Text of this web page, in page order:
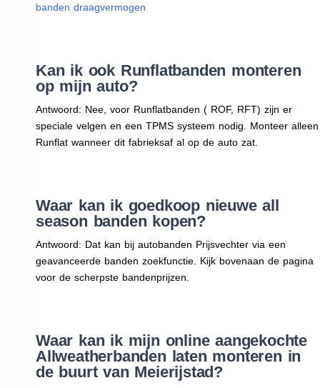
banden draagvermogen
Kan ik ook Runflatbanden monteren
op mijn auto?
Antwoord: Nee, voor Runflatbanden ( ROF, RFT) zijn er
speciale velgen en een TPMS systeem nodig. Monteer alleen
Runflat wanneer dit fabrieksaf al op de auto zat.
Waar kan ik goedkoop nieuwe all
season banden kopen?
Antwoord: Dat kan bij autobanden Prijsvechter via een
geavanceerde banden zoekfunctie. Kijk bovenaan de pagina
voor de scherpste bandenprijzen.
Waar kan ik mijn online aangekochte
Allweatherbanden laten monteren in
de buurt van Meierijstad?